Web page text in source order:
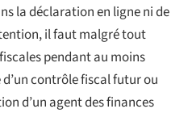
la déclaration en ligne ni de
il faut malgré tout
pendant au moins
contrôle fiscal futur ou
d’un agent des finances